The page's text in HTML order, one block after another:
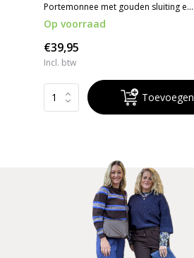
Portemonnee met gouden sluiting e...
Op voorraad
€39,95
Incl. btw
Toevoegen